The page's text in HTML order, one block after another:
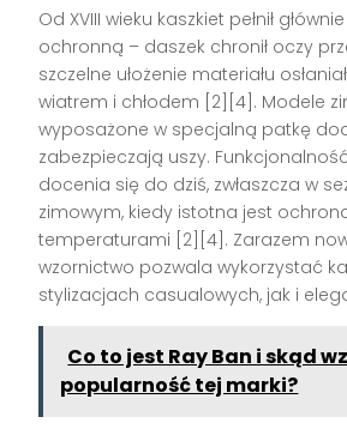
Od XVIII wieku kaszkiet pełnił
ochronną – daszek chronił oczy
szczelne ułożenie materiału
wiatrem i chłodem [2][4]. Modele
wyposażone w specjalną patkę
zabezpieczają uszy.
docenia się do dziś, zwłaszcza w
zimowym, kiedy istotna jest
temperaturami [2][4]. Zarazem
wzornictwo pozwala wykorzystać
stylizacjach casualowych, jak i
Co to jest Ray Ban i skąd
popularność tej marki?